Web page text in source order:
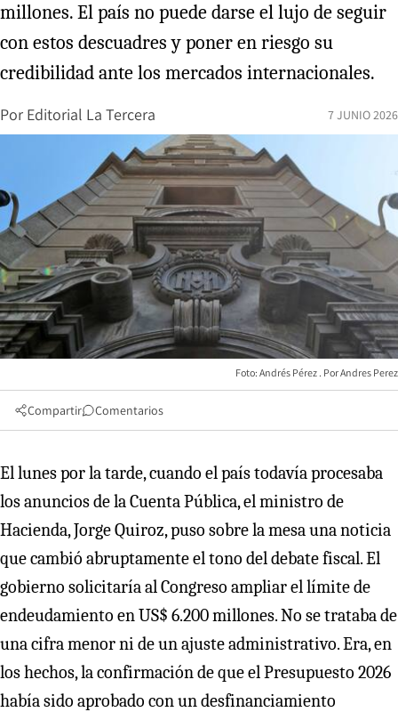
millones. El país no puede darse el lujo de seguir
con estos descuadres y poner en riesgo su
credibilidad ante los mercados internacionales.
Por Editorial La Tercera 7 JUNIO 2026
Foto: Andrés Pérez Andres Perez
Compartir Comentarios
El lunes por la tarde, cuando el país todavía procesaba
los anuncios de la Cuenta Pública, el ministro de
Hacienda, Jorge Quiroz, puso sobre la mesa una noticia
que cambió abruptamente el tono del debate fiscal. El
gobierno solicitaría al Congreso ampliar el límite de
endeudamiento en US$ 6.200 millones. No se trataba de
una cifra menor ni de un ajuste administrativo. Era, en
los hechos, la confirmación de que el Presupuesto 2026
había sido aprobado con un desfinanciamiento